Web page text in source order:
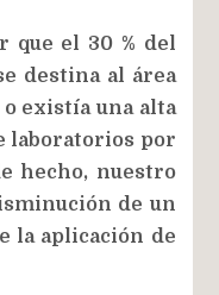
que el 30 % del
destina al área
existía una alta
laboratorios por
hecho, nuestro
de un
la aplicación de